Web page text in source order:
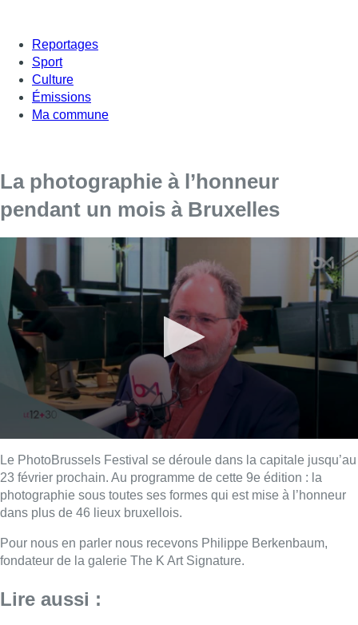
Reportages
Sport
Culture
Émissions
Ma commune
La photographie à l’honneur
pendant un mois à Bruxelles
Le PhotoBrussels Festival se déroule dans la capitale jusqu’au
23 février prochain. Au programme de cette 9e édition : la
photographie sous toutes ses formes qui est mise à l’honneur
dans plus de 46 lieux bruxellois.
Pour nous en parler nous recevons Philippe Berkenbaum,
fondateur de la galerie The K Art Signature.
Lire aussi :